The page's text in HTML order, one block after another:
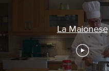
La Maionese